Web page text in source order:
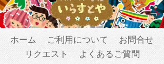
ホーム ご利用について
お問合せ
リクエスト
よくあるご質問